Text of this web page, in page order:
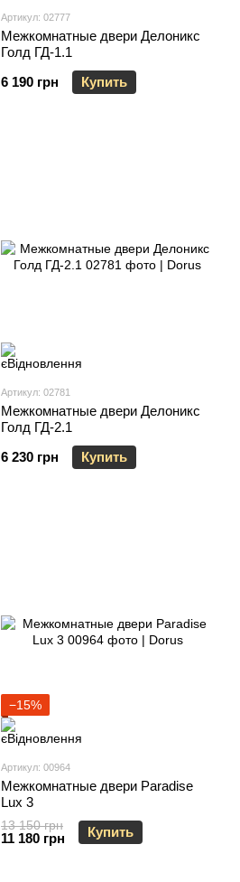
Артикул: 02777
Межкомнатные двери Делоникс
Голд ГД-1.1
6 190 грн
Купить
Артикул: 02781
Межкомнатные двери Делоникс
Голд ГД-2.1
6 230 грн
Купить
−15%
Артикул: 00964
Межкомнатные двери Paradise
Lux 3
13 150 грн
11 180 грн Купить